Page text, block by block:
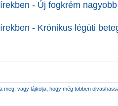
- Új fogkrém
- Krónikus légúti
meg, vagy lájkolja, hogy még többen